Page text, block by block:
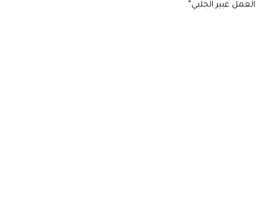
العمل عبير الجلبي”.